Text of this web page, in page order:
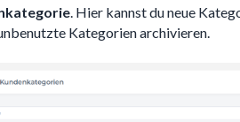
. Hier kannst du neue
Kategorien archivieren.